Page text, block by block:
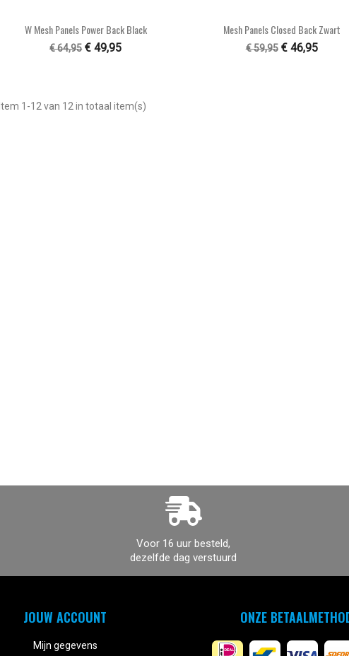
Snel bekijken
W Mesh Panels Power Back Black
€ 64,95 € 49,95
Snel bekijken
Mesh Panels Closed Back Zwart
€ 59,95 € 46,95
Item 1-12 van 12 in totaal item(s)
Voor 16 uur besteld,
dezelfde dag verstuurd
JOUW ACCOUNT
Mijn gegevens
ONZE